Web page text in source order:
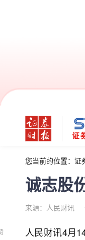
您当前的位置： 证
诚志股
来源：人民财讯
人民财讯4月